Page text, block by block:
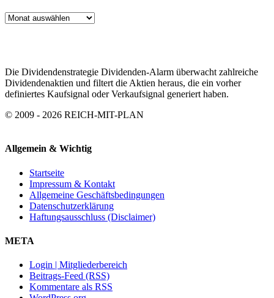
ARTIKEL
Die Dividendenstrategie Dividenden-Alarm überwacht zahlreiche
Dividendenaktien und filtert die Aktien heraus, die ein vorher
definiertes Kaufsignal oder Verkaufsignal generiert haben.
© 2009 - 2026 REICH-MIT-PLAN
Allgemein & Wichtig
Startseite
Impressum & Kontakt
Allgemeine Geschäftsbedingungen
Datenschutzerklärung
Haftungsausschluss (Disclaimer)
META
Login | Mitgliederbereich
Beitrags-Feed (RSS)
Kommentare als RSS